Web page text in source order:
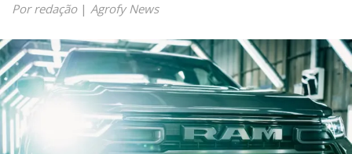
Por redação| Agrofy News